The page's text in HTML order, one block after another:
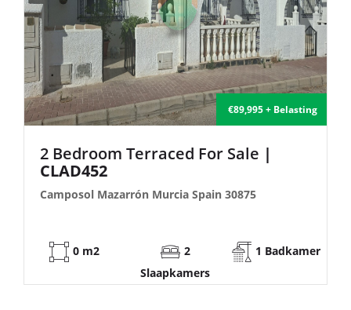
€135,000 + Belasting
2 Bedroom Semi-Detached For Sale
| FB140
Camposol Mazarrón Murcia Spain 30875
53 m2
2
Slaapkamers
1 Badkamer